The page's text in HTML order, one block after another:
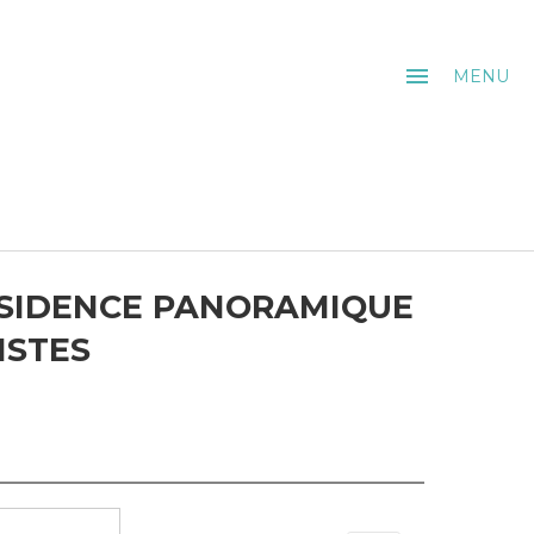
MENU
menu
PANORAMIQUE